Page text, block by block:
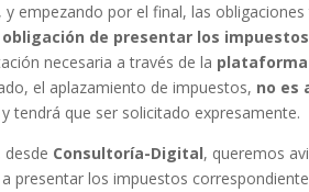
y empezando por el final, las
de presentar los impuestos
necesaria a través de la
el aplazamiento de impuestos, no es
tendrá que ser solicitado expresamente.
Consultoría-Digital, queremos
presentar los impuestos